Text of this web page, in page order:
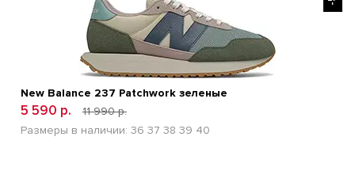
New Balance 237 Patchwork зеленые
5 590 р.
11 990 р.
Размеры в наличии: 36 37 38 39 40